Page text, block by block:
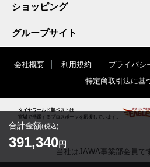
合計金額(税込)
391,340円
ショッピング
グループサイト
会社概要 利用規約 プライバシ
特定商取引法に基
タイヤワールド館ベストは
宮城で活躍するプロスポーツを応援しています。
当社はJAWA事業部会員で